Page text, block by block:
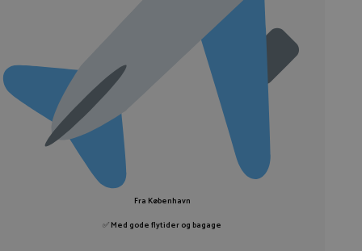
Fra København
✅Med gode flytider og bagage